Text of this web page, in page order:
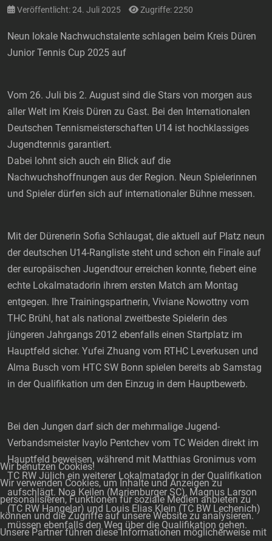
Veröffentlicht: 24. Juli 2025
Zugriffe: 2250
Neun lokale Nachwuchstalente schlagen beim Kreis Düren
Junior Tennis Cup 2025 auf
Vom 26. Juli bis 2. August sind die Stars von morgen aus
aller Welt im Kreis Düren zu Gast. Bei den Internationalen
Deutschen Tennismeisterschaften U14 ist hochklassiges
Jugendtennis garantiert.
Dabei lohnt sich auch ein Blick auf die
Nachwuchshoffnungen aus der Region. Neun Spielerinnen
und Spieler dürfen sich auf internationaler Bühne messen.
Mit der Dürenerin Sofia Schlaugat, die aktuell auf Platz neun
der deutschen U14-Rangliste steht und schon ein Finale auf
der europäischen Jugendtour erreichen konnte, fiebert eine
echte Lokalmatadorin ihrem ersten Match am Montag
entgegen. Ihre Trainingspartnerin, Viviane Nowottny vom
THC Brühl, hat als national zweitbeste Spielerin des
jüngeren Jahrgangs 2012 ebenfalls einen Startplatz im
Hauptfeld sicher. Yufei Zhuang vom RTHC Leverkusen und
Alma Busch vom HTC SW Bonn spielen bereits ab Samstag
in der Qualifikation um den Einzug in dem Hauptbewerb.
Bei den Jungen darf sich der mehrmalige Jugend-
Verbandsmeister Ivaylo Pentchev vom TC Weiden direkt im
Hauptfeld beweisen, während mit Matthias Gronimus vom
TC RW Jülich ein weiterer Lokalmatador in der Qualifikation
aufschlägt. Noa Keilen (Marienburger SC), Magnus Larson
(TC RW Hangelar) und Louis Elias Klein (TC BW Lechenich)
müssen ebenfalls den Weg über die Qualifikation gehen.
Wir benutzen Cookies!
Wir verwenden Cookies, um Inhalte und Anzeigen zu
personalisieren, Funktionen für soziale Medien anbieten zu
können und die Zugriffe auf unsere Website zu analysieren.
Unsere Partner führen diese Informationen möglicherweise mit